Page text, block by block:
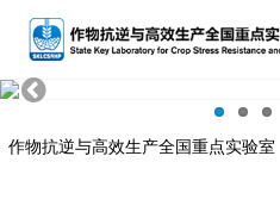
作物抗逆与高效生产全国重点实验室